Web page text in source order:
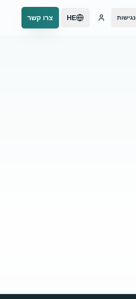
נגישות HE צרו קשר